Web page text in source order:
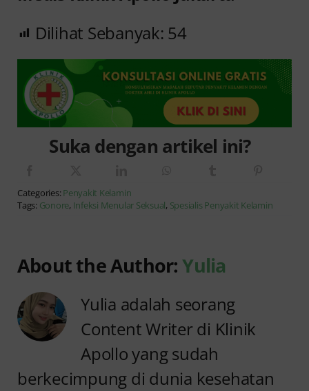
Dilihat Sebanyak: 54
Suka dengan artikel ini?
Categories: Penyakit Kelamin
Tags: Gonore, Infeksi Menular Seksual, Spesialis Penyakit Kelamin
About the Author:Yulia
Yulia adalah seorang
Content Writer di Klinik
Apollo yang sudah
berkecimpung di dunia kesehatan